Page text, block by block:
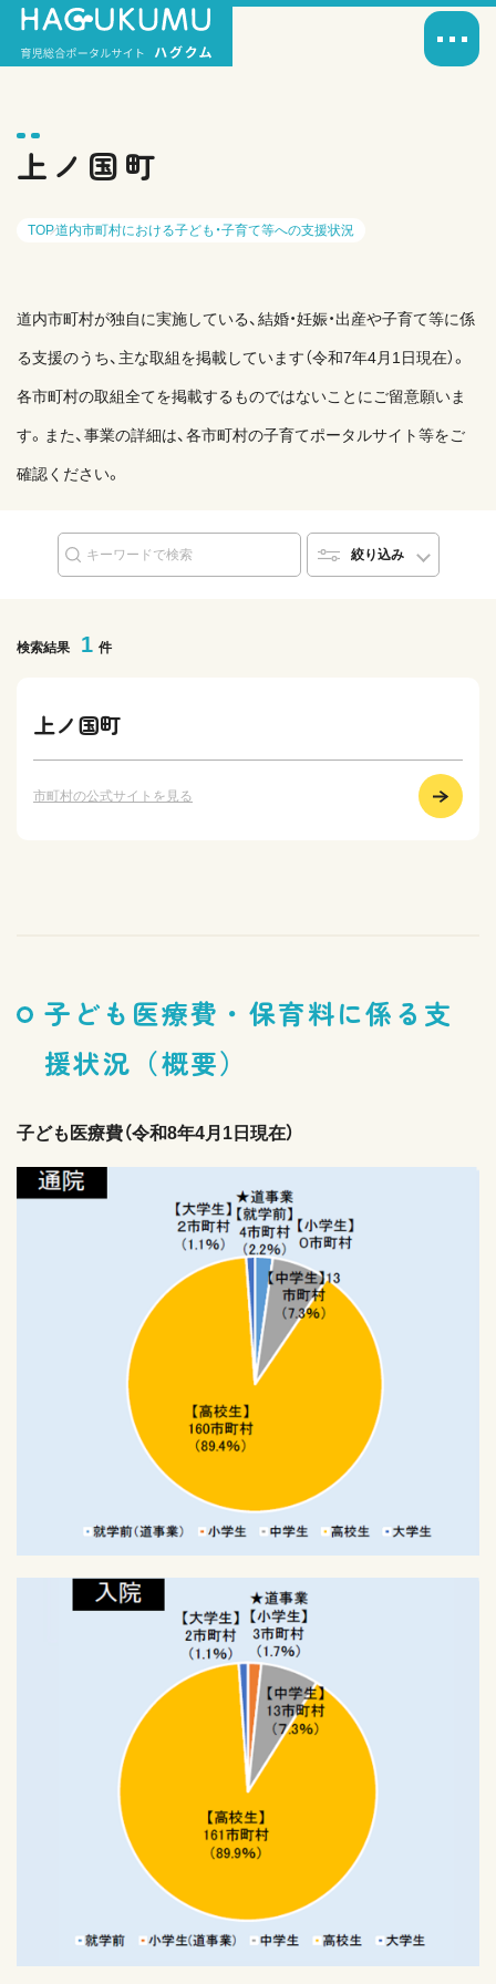
上ノ国町
TOP道内市町村における子ども・子育て等への支援状況
道内市町村が独自に実施している、結婚・妊娠・出産や子育て等に係
る支援のうち、主な取組を掲載しています（令和7年4月1日現在）。
各市町村の取組全てを掲載するものではないことにご留意願いま
す。また、事業の詳細は、各市町村の子育てポータルサイト等をご
確認ください。
絞り込み
検索結果 1 件
上ノ国町
市町村の公式サイトを見る
子ども医療費・保育料に係る支
援状況（概要）
子ども医療費（令和8年4月1日現在）